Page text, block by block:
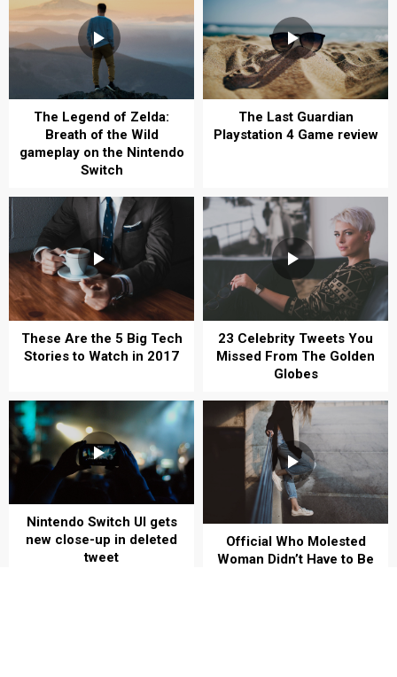
The Legend of Zelda:
Breath of the Wild
gameplay on the Nintendo
Switch
The Last Guardian
Playstation 4 Game review
These Are the 5 Big Tech
Stories to Watch in 2017
23 Celebrity Tweets You
Missed From The Golden
Globes
Nintendo Switch UI gets
new close-up in deleted
tweet
Official Who Molested
Woman Didn’t Have to Be